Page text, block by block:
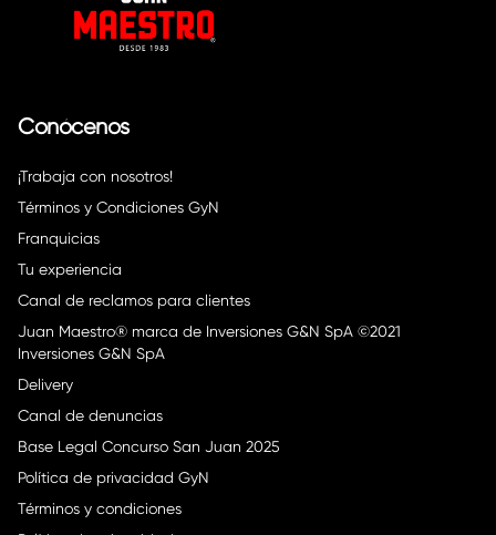
Conócenos
¡Trabaja con nosotros!
Términos y Condiciones GyN
Franquicias
Tu experiencia
Canal de reclamos para clientes
Juan Maestro® marca de Inversiones G&N SpA ©2021
Inversiones G&N SpA
Delivery
Canal de denuncias
Base Legal Concurso San Juan 2025
Política de privacidad GyN
Términos y condiciones